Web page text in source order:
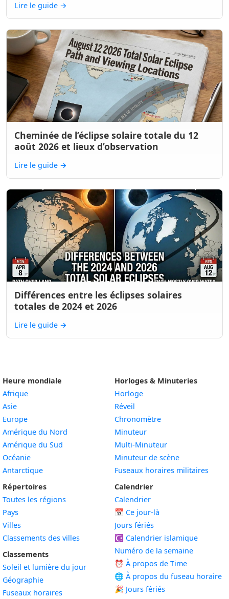
Lire le guide →
Cheminée de l’éclipse solaire totale du 12
août 2026 et lieux d’observation
Lire le guide →
Différences entre les éclipses solaires
totales de 2024 et 2026
Lire le guide →
Heure mondiale
Afrique
Asie
Europe
Amérique du Nord
Amérique du Sud
Océanie
Antarctique
Répertoires
Toutes les régions
Pays
Villes
Classements des villes
Classements
Soleil et lumière du jour
Géographie
Fuseaux horaires
Horloges & Minuteries
Horloge
Réveil
Chronomètre
Minuteur
Multi-Minuteur
Minuteur de scène
Fuseaux horaires militaires
Calendrier
Calendrier
📅 Ce jour-là
Jours fériés
☪️ Calendrier islamique
Numéro de la semaine
⏰ À propos de Time
🌐 À propos du fuseau horaire
🎉 Jours fériés